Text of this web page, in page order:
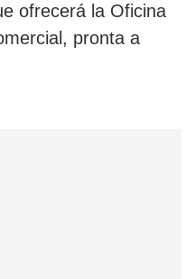
ofrecerá la Oficina
pronta a